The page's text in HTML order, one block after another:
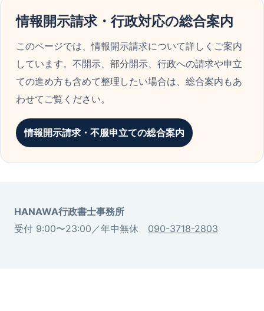
情報開示請求・行政対応の総合案内
このページでは、情報開示請求について詳しくご案内
しています。不開示、部分開示、行政への請求や申立
ての進め方も含めて整理したい場合は、総合案内もあ
わせてご覧ください。
情報開示請求・不服申立ての総合案内
HANAWA行政書士事務所
受付 9:00〜23:00／年中無休 090-3718-2803